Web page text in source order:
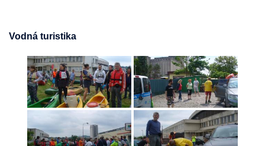
Vodná turistika